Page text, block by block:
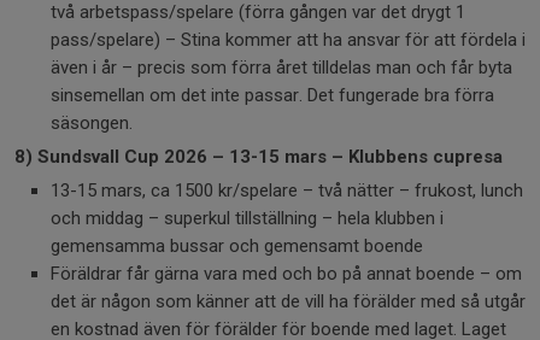
två arbetspass/spelare (förra gången var det drygt 1
pass/spelare) – Stina kommer att ha ansvar för att fördela i
även i år – precis som förra året tilldelas man och får byta
sinsemellan om det inte passar. Det fungerade bra förra
säsongen.
8) Sundsvall Cup 2026 – 13-15 mars – Klubbens cupresa
13-15 mars, ca 1500 kr/spelare – två nätter – frukost, lunch
och middag – superkul tillställning – hela klubben i
gemensamma bussar och gemensamt boende
Föräldrar får gärna vara med och bo på annat boende – om
det är någon som känner att de vill ha förälder med så utgår
en kostnad även för förälder för boende med laget. Laget